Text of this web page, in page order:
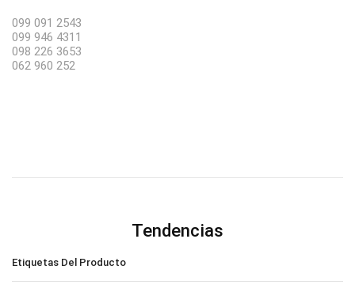
099 091 2543
099 946 4311
098 226 3653
062 960 252
Tendencias
Etiquetas Del Producto